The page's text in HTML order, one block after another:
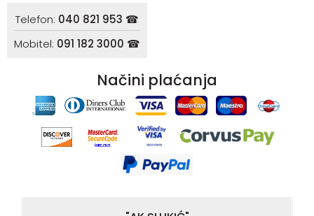
Telefon: 040 821 953 ☎
Mobitel: 091 182 3000 ☎
Načini plaćanja